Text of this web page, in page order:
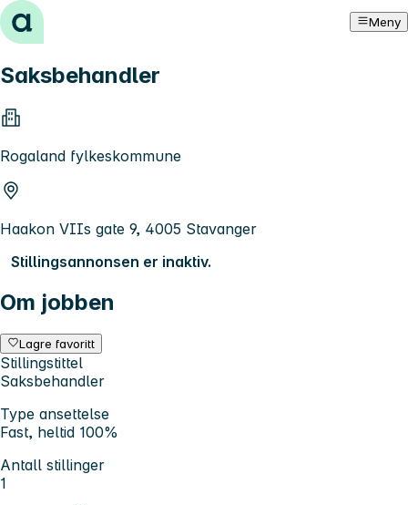
Hopp til innhold Meny
Saksbehandler
Rogaland fylkeskommune
Haakon VIIs gate 9, 4005 Stavanger
Stillingsannonsen er inaktiv.
Om jobben
Lagre favoritt
Stillingstittel
Saksbehandler
Type ansettelse
Fast, heltid 100%
Antall stillinger
1